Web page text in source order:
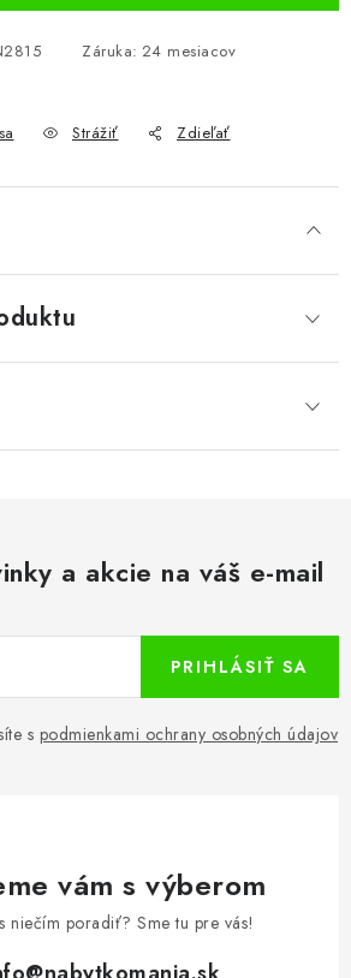
Záruka: 24 mesiacov
Strážiť Zdieľať
a akcie na váš e-mail
s podmienkami ochrany osobných údajov
PRIHLÁSIŤ SA
vám s výberom
niečím poradiť? Sme tu pre vás!